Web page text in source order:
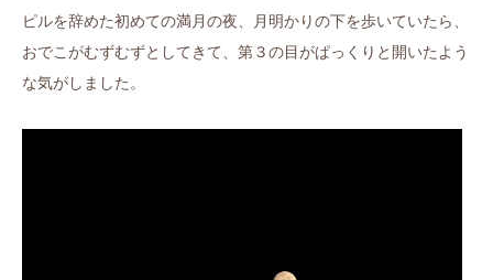
ピルを辞めた初めての満月の夜、月明かりの下を歩いていたら、
おでこがむずむずとしてきて、第３の目がぱっくりと開いたよう
な気がしました。